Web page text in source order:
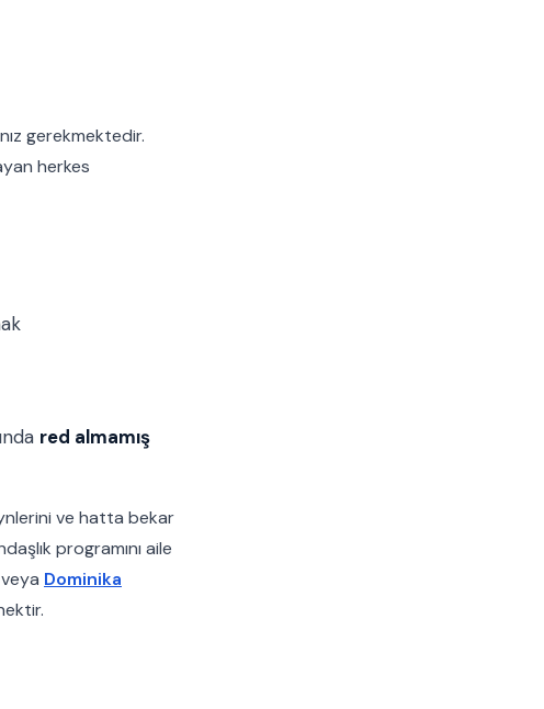
gerekmektedir.
herkes
red almamış
ve hatta bekar
programını aile
veya Dominika